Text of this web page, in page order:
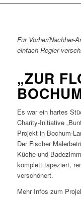
Für Vorher/Nachher-
einfach Regler
„ZUR
Es war ein hartes
Charity-Initiative
Projekt in Bochum-
Der Fischer
Küche und
komplett tapeziert,
verschönert.
Mehr Infos zum